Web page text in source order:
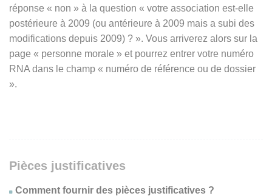
réponse « non » à la question « votre association est-elle
postérieure à 2009 (ou antérieure à 2009 mais a subi des
modifications depuis 2009) ? ». Vous arriverez alors sur la
page « personne morale » et pourrez entrer votre numéro
RNA dans le champ « numéro de référence ou de dossier
».
Pièces justificatives
Comment fournir des pièces justificatives ?